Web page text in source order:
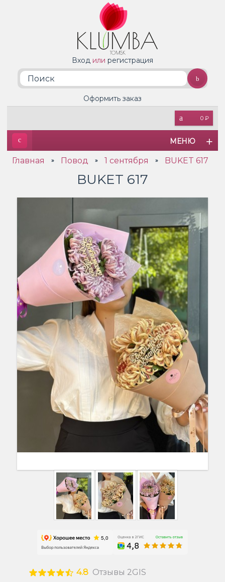
Вход или регистрация
0 ₽
Оформить заказ
МЕНЮ
Главная » Повод » 1 сентября » BUKET 617
BUKET 617
4.8 Отзывы 2GIS